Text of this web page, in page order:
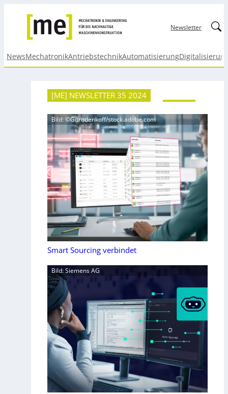
Newsletter
NewsMechatronikAntriebstechnikAutomatisierung
[ME] NEWSLETTER 35 2024
Bild: ©Gorodenkoff/stock.adobe.com
Smart Sourcing verbindet
Bild: Siemens AG